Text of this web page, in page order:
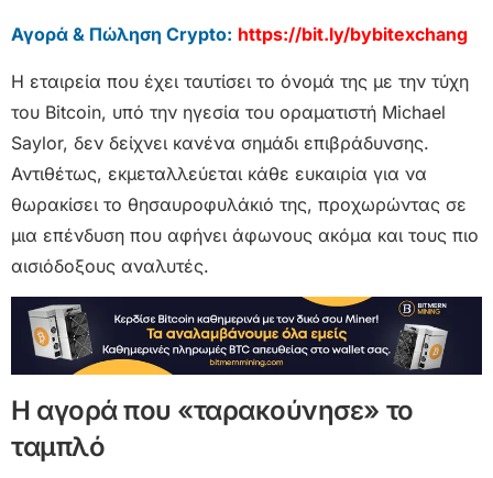
Αγορά & Πώληση Crypto: https://bit.ly/bybitexchang
Η εταιρεία που έχει ταυτίσει το όνομά της με την τύχη
του Bitcoin, υπό την ηγεσία του οραματιστή Michael
Saylor, δεν δείχνει κανένα σημάδι επιβράδυνσης.
Αντιθέτως, εκμεταλλεύεται κάθε ευκαιρία για να
θωρακίσει το θησαυροφυλάκιό της, προχωρώντας σε
μια επένδυση που αφήνει άφωνους ακόμα και τους πιο
αισιόδοξους αναλυτές.
Η αγορά που «ταρακούνησε» το
ταμπλό